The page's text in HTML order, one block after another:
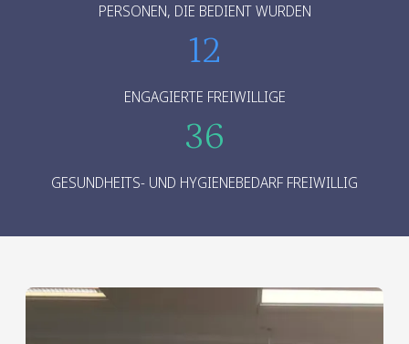
PERSONEN, DIE BEDIENT WURDEN
12
ENGAGIERTE FREIWILLIGE
36
GESUNDHEITS- UND HYGIENEBEDARF FREIWILLIG